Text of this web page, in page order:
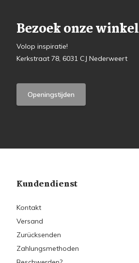
Bezoek onze winkel
Volop inspiratie!
Kerkstraat 78, 6031 CJ Nederweert
Openingstijden
Kundendienst
Kontakt
Versand
Zurücksenden
Zahlungsmethoden